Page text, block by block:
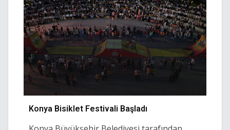
Konya Bisiklet Festivali Başladı